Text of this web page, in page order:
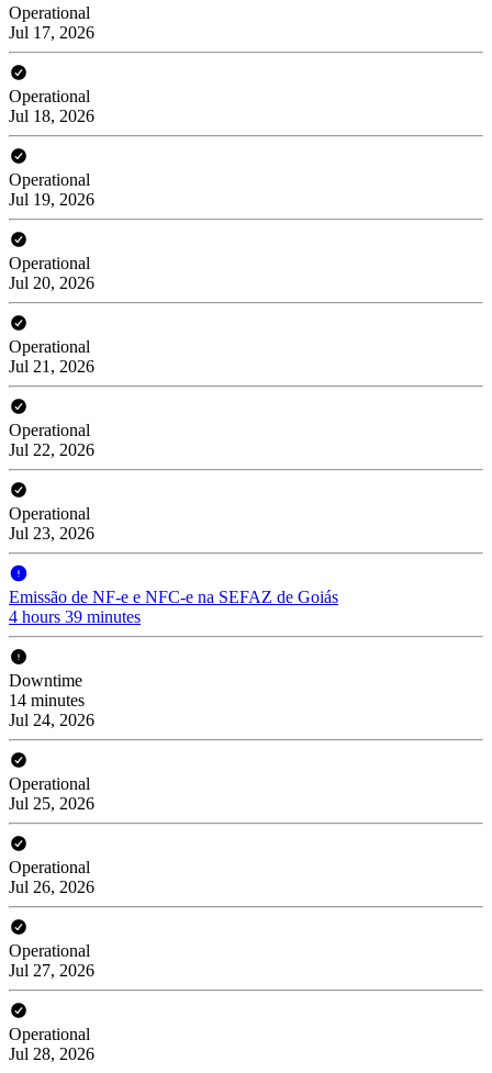
Operational
Jul 17, 2026
Operational
Jul 18, 2026
Operational
Jul 19, 2026
Operational
Jul 20, 2026
Operational
Jul 21, 2026
Operational
Jul 22, 2026
Operational
Jul 23, 2026
Emissão de NF-e e NFC-e na SEFAZ de Goiás
4 hours 39 minutes
Downtime
14 minutes
Jul 24, 2026
Operational
Jul 25, 2026
Operational
Jul 26, 2026
Operational
Jul 27, 2026
Operational
Jul 28, 2026